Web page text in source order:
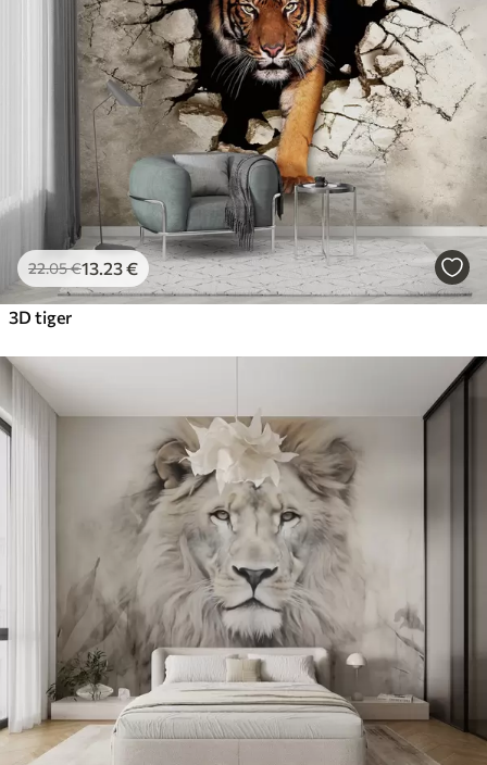
Premium
34 .00€/m²
Prémiový vinyl
.00 39 .00 €/m²
Peel and Stick
81 .67 49.00€/m²
22.05€13.23€
3D tiger